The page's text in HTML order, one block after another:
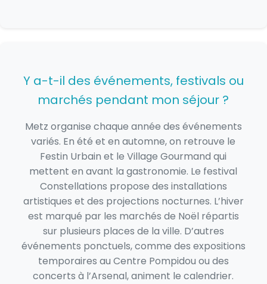
Y a-t-il des événements, festivals ou
marchés pendant mon séjour ?
Metz organise chaque année des événements
variés. En été et en automne, on retrouve le
Festin Urbain et le Village Gourmand qui
mettent en avant la gastronomie. Le festival
Constellations propose des installations
artistiques et des projections nocturnes. L’hiver
est marqué par les marchés de Noël répartis
sur plusieurs places de la ville. D’autres
événements ponctuels, comme des expositions
temporaires au Centre Pompidou ou des
concerts à l’Arsenal, animent le calendrier.